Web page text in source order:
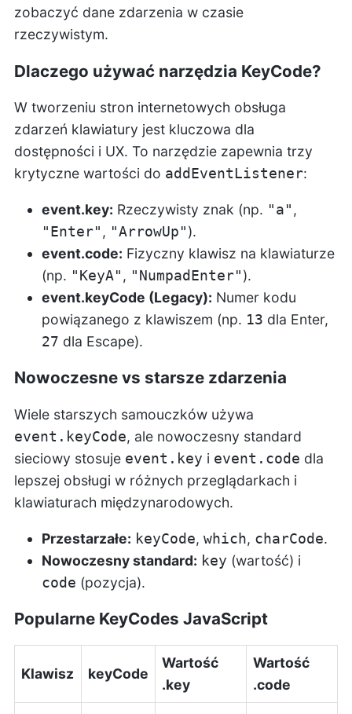
zobaczyć dane zdarzenia w czasie
rzeczywistym.
Dlaczego używać narzędzia KeyCode?
W tworzeniu stron internetowych obsługa
zdarzeń klawiatury jest kluczowa dla
dostępności i UX. To narzędzie zapewnia trzy
krytyczne wartości do addEventListener:
event.key: Rzeczywisty znak (np. "a" ,
"Enter" , "ArrowUp" ).
event.code: Fizyczny klawisz na klawiaturze
(np. "KeyA" , "NumpadEnter" ).
event.keyCode (Legacy): Numer kodu
powiązanego z klawiszem (np. 13 dla Enter,
27 dla Escape).
Nowoczesne vs starsze zdarzenia
Wiele starszych samouczków używa
event.keyCode, ale nowoczesny standard
sieciowy stosuje event.key i event.code dla
lepszej obsługi w różnych przeglądarkach i
klawiaturach międzynarodowych.
Przestarzałe: keyCode, which, charCode.
Nowoczesny standard: key (wartość) i
code (pozycja).
Popularne KeyCodes JavaScript
Klawisz keyCode
Wartość
.key
Wartość
.code